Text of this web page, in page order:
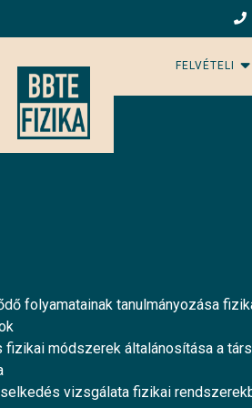
FELVÉTELI
folyamatainak tanulmányozása
módszerek általánosítása a
vizsgálata fizikai